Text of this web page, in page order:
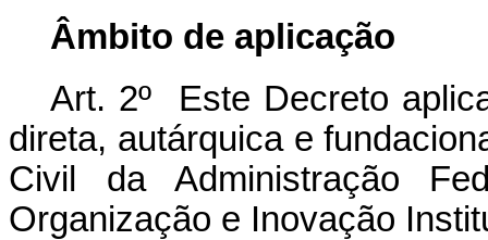
Âmbito de aplicação
Art. 2º Este Decreto
direta, autárquica e
Civil da Administração
Organização e Inovação